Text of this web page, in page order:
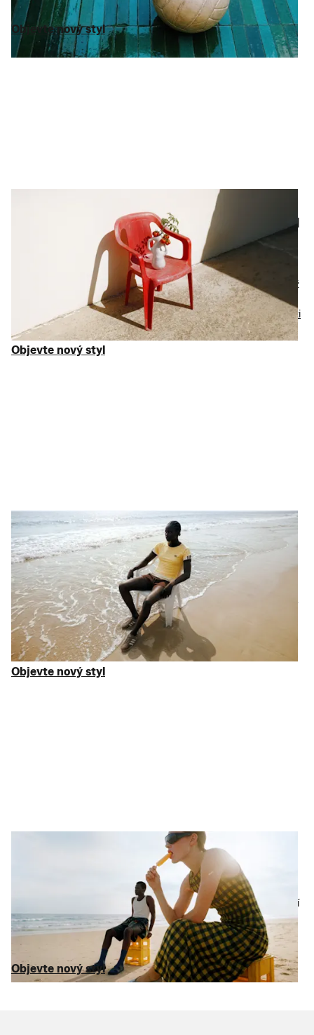
až 75 % z DMOC. Kabelky už na vás čekají.
Objevte nový styl
Objevte nový styl
Bytový design za rozumnou
Váš domov by měl vypadat stejně dobře jako vy. Od svěžího
, díky kterému se budete těšit, až půjdete spát, až
kuchyňské doplňky, které promění každodenní rutinu v
událost – vybrali jsme pro vás ty nejlepší doplňky do domácnosti
se slevou až 75 % z DMOC.
Objevte nový styl
Nabuďte svoji energii
Výkonnost, ale s osobním
nádechem
Ať už skutečně trénujete nebo jen máte rádi něco hezkého,
máme pro vás to správné vybavení. Vybrali jsme pro vás kvalitní
sportovní oblečení asportovní obuvod ikonických značek, jako
jsou adidas NikeaNew Balance
, se slevou až 75 % z DMOC.
Žádný brak, prostě značky, kterým důvěřujete.
Objevte nový styl
Chyťte si let, ne plnou cenu
Vaše letní dovolená začíná u základních kousků. Od stálic
po plavky a šaty
, které skutečně stojí
za to, vybrali jsme pro vás to nejlepší se slevou až 75 % z
DMOC. Sbalte sikufrya hurá na cestu. Včetně ONLY a dalších
značek.
Objevte nový styl